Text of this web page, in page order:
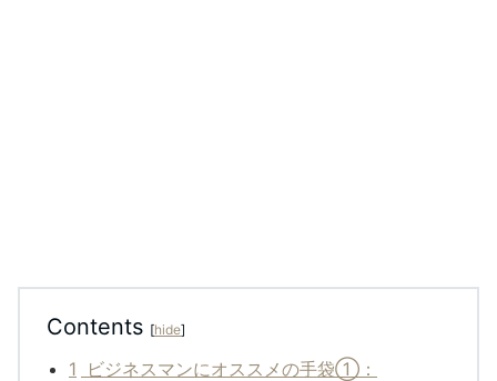
Contents [hide]
1
ビジネスマンにオススメの手袋①：